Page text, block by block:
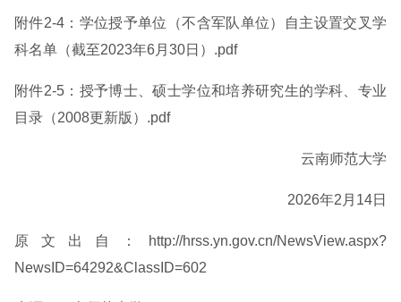
附件2-4：学位授予单位（不含军队单位）自主设置交叉学
科名单（截至2023年6月30日）.pdf
附件2-5：授予博士、硕士学位和培养研究生的学科、专业
目录（2008更新版）.pdf
云南师范大学
2026年2月14日
原文出自：http://hrss.yn.gov.cn/NewsView.aspx?
NewsID=64292&ClassID=602